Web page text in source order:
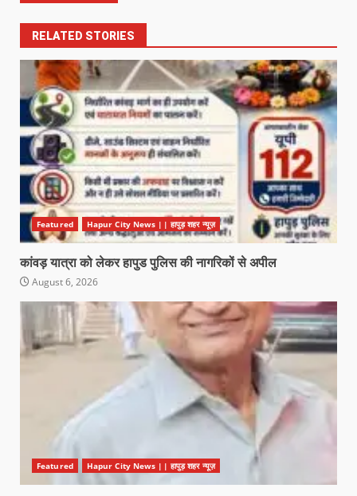
RELATED STORIES
Featured Hapur City News || हापुड़ शहर न्यूज़
कांवड़ यात्रा को लेकर हापुड पुलिस की नागरिकों से अपील
August 6, 2026
Featured Hapur City News || हापुड़ शहर न्यूज़